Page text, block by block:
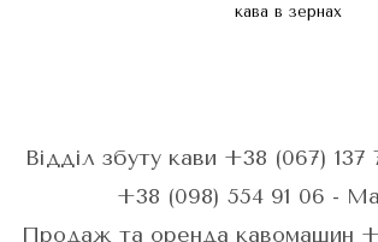
кава в зернах
Відділ збуту кави +38 (067)
+38 (098) 554 91 06 -
Продаж та оренда кавомашин